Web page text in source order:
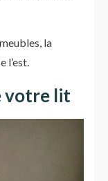
la
l’est.
votre lit